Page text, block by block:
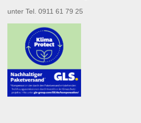
unter Tel. 0911 61 79 25